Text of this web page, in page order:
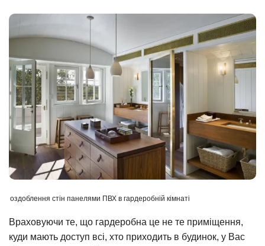
оздоблення стін панелями ПВХ в гардеробній кімнаті
Враховуючи те, що гардеробна це не те приміщення,
куди мають доступ всі, хто приходить в будинок, у Вас